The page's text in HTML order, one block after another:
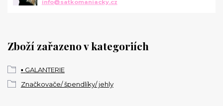
Zboží zařazeno v kategoriích
▪️ GALANTERIE
Značkovače/ špendlíky/ jehly
info@satkomaniacky.cz